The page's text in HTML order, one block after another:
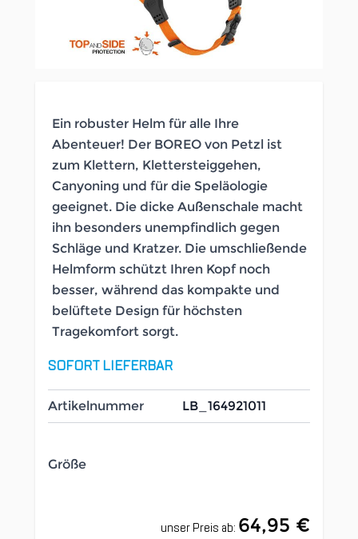
Ein robuster Helm für alle Ihre
Abenteuer! Der BOREO von Petzl ist
zum Klettern, Klettersteiggehen,
Canyoning und für die Speläologie
geeignet. Die dicke Außenschale macht
ihn besonders unempfindlich gegen
Schläge und Kratzer. Die umschließende
Helmform schützt Ihren Kopf noch
besser, während das kompakte und
belüftete Design für höchsten
Tragekomfort sorgt.
SOFORT LIEFERBAR
Artikelnummer LB_164921011
Größe
unser Preis ab: 64,95 €